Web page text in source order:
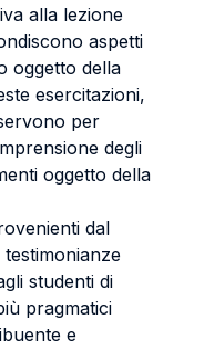
alla lezione
aspetti
oggetto della
esercitazioni,
per
degli
oggetto della
dal
studenti di
pragmatici
e